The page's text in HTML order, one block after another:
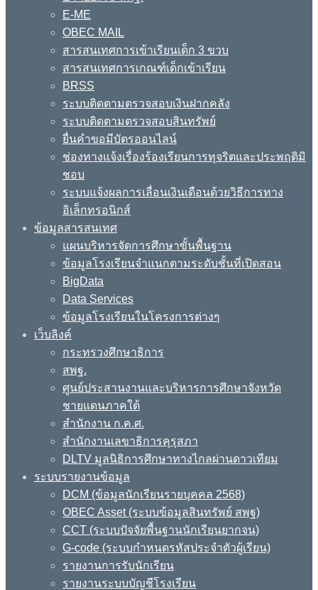
E-ME
OBEC MAIL
สารสนเทศการเข้าเรียนเด็ก 3 ขวบ
สารสนเทศการเกณฑ์เด็กเข้าเรียน
BRSS
ระบบติดตามตรวจสอบเงินฝากคลัง
ระบบติดตามตรวจสอบสินทรัพย์
ยื่นคำขอมีบัตรออนไลน์
ช่องทางแจ้งเรื่องร้องเรียนการทุจริตและประพฤติมิ
ชอบ
ระบบแจ้งผลการเลื่อนเงินเดือนด้วยวิธีการทาง
อิเล็กทรอนิกส์
ข้อมูลสารสนเทศ
แผนบริหารจัดการศึกษาขั้นพื้นฐาน
ข้อมูลโรงเรียนจำแนกตามระดับชั้นที่เปิดสอน
BigData
Data Services
ข้อมูลโรงเรียนในโครงการต่างๆ
เว็บลิงค์
กระทรวงศึกษาธิการ
สพฐ.
ศูนย์ประสานงานและบริหารการศึกษาจังหวัด
ชายแดนภาคใต้
สำนักงาน ก.ค.ศ.
สำนักงานเลขาธิการคุรุสภา
DLTV มูลนิธิการศึกษาทางไกลผ่านดาวเทียม
ระบบรายงานข้อมูล
DCM (ข้อมูลนักเรียนรายบุคคล 2568)
OBEC Asset (ระบบข้อมูลสินทรัพย์ สพฐ)
CCT (ระบบปัจจัยพื้นฐานนักเรียนยากจน)
G-code (ระบบกำหนดรหัสประจำตัวผู้เรียน)
รายงานการรับนักเรียน
รายงานระบบบัญชีโรงเรียน